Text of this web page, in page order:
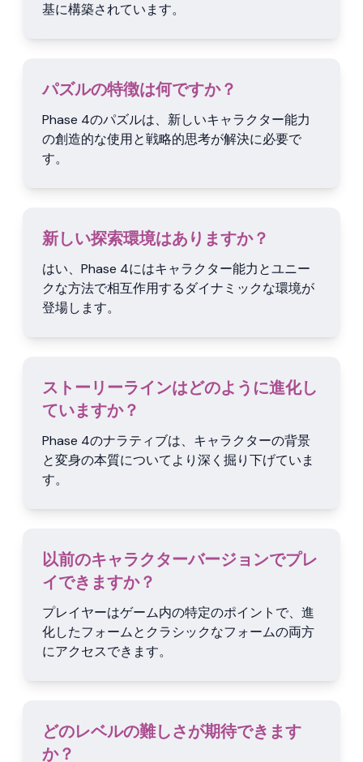
基に構築されています。
パズルの特徴は何ですか？
Phase 4のパズルは、新しいキャラクター能力
の創造的な使用と戦略的思考が解決に必要で
す。
新しい探索環境はありますか？
はい、Phase 4にはキャラクター能力とユニー
クな方法で相互作用するダイナミックな環境が
登場します。
ストーリーラインはどのように進化し
ていますか？
Phase 4のナラティブは、キャラクターの背景
と変身の本質についてより深く掘り下げていま
す。
以前のキャラクターバージョンでプレ
イできますか？
プレイヤーはゲーム内の特定のポイントで、進
化したフォームとクラシックなフォームの両方
にアクセスできます。
どのレベルの難しさが期待できます
か？